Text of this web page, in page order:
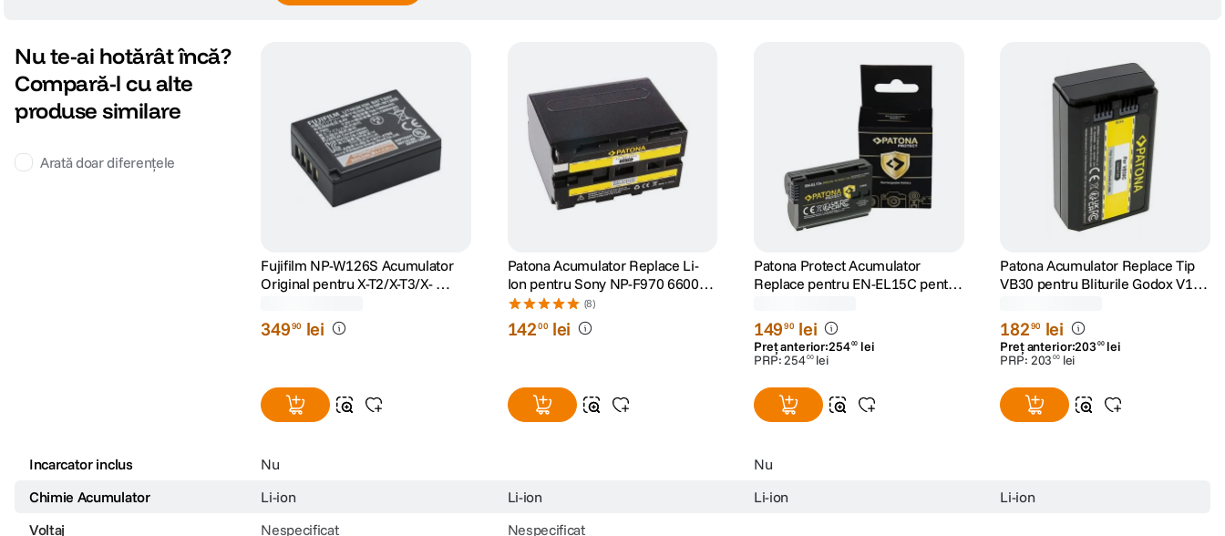
Nu te-ai hotărât încă?
Compară-l cu alte
produse similare
Arată doar diferențele
Fujifilm NP-W126S Acumulator
Original pentru X-T2/X-T3/X-
34990 lei
Patona Acumulator Replace Li-
Ion pentru Sony NP-F970 6600
mAh 7.2V
(8)
14200 lei
Patona Protect Acumulator
Replace pentru EN-EL15C pentru
14990 lei
Preț anterior:25400 lei
PRP:25400 lei
Patona Acumulator Replace Tip
VB30 pentru Bliturile Godox V1
18290 lei
Preț anterior:203 00 lei
PRP: 203 00 lei
Incarcator inclus Nu
Nu
Chimie Acumulator
Li-ion Li-ion Li-ion
Li-ion
Voltaj
Nespecificat Nespecificat